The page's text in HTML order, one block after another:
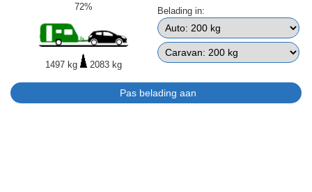
72%
1497 kg 2083 kg
Belading in: